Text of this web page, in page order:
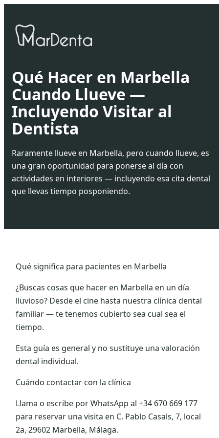
Qué Hacer en Marbella
Cuando Llueve —
Incluyendo Visitar al
Dentista
Raramente llueve en Marbella, pero cuando llueve, es
una gran oportunidad para ponerse al día con
actividades en interiores — incluyendo esa cita dental
que llevas tiempo posponiendo.
Qué significa para pacientes en Marbella
¿Buscas cosas que hacer en Marbella en un día
lluvioso? Desde el cine hasta nuestra clínica dental
familiar — te tenemos cubierto sea cual sea el
tiempo.
Esta guía es general y no sustituye una valoración
dental individual.
Cuándo contactar con la clínica
Llama o escribe por WhatsApp al +34 670 669 177
para reservar una visita en C. Pablo Casals, 7, local
2a, 29602 Marbella, Málaga.